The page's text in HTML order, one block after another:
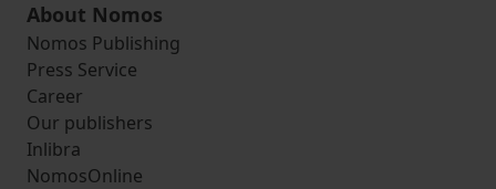
About Nomos
Nomos Publishing
Press Service
Career
Our publishers
Inlibra
NomosOnline